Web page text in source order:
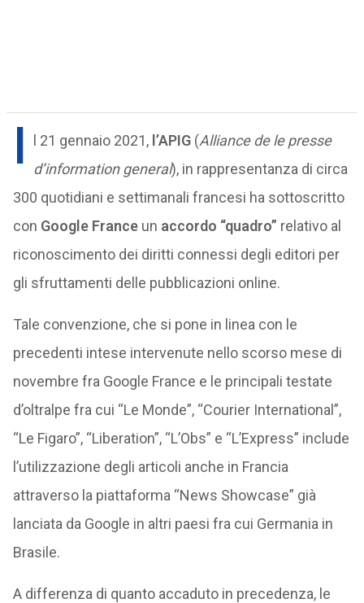
I l 21 gennaio 2021, l’APIG(Alliance de le presse
d’information general), in rappresentanza di circa
300 quotidiani e settimanali francesi ha sottoscritto
con Google Franceun accordo “quadro” relativo al
riconoscimento dei diritti connessi degli editori per
gli sfruttamenti delle pubblicazioni online.
Tale convenzione, che si pone in linea con le
precedenti intese intervenute nello scorso mese di
novembre fra Google France e le principali testate
d’oltralpe fra cui “Le Monde”, “Courier International”,
“Le Figaro”, “Liberation”, “L’Obs” e “L’Express” include
l’utilizzazione degli articoli anche in Francia
attraverso la piattaforma “News Showcase” già
lanciata da Google in altri paesi fra cui Germania in
Brasile.
A differenza di quanto accaduto in precedenza, le